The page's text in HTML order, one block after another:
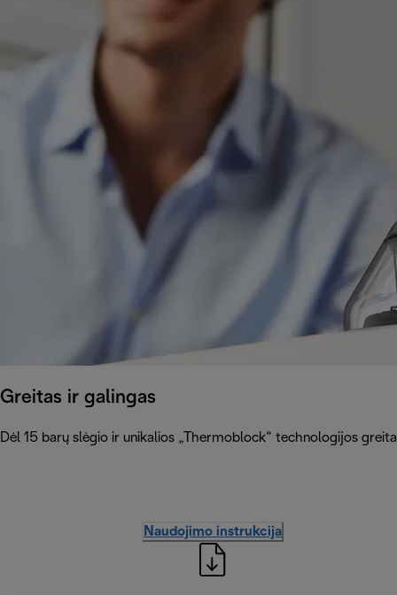
Greitas ir galingas
Dėl 15 barų slėgio ir unikalios „Thermoblock“ technologijos
Naudojimo instrukcija